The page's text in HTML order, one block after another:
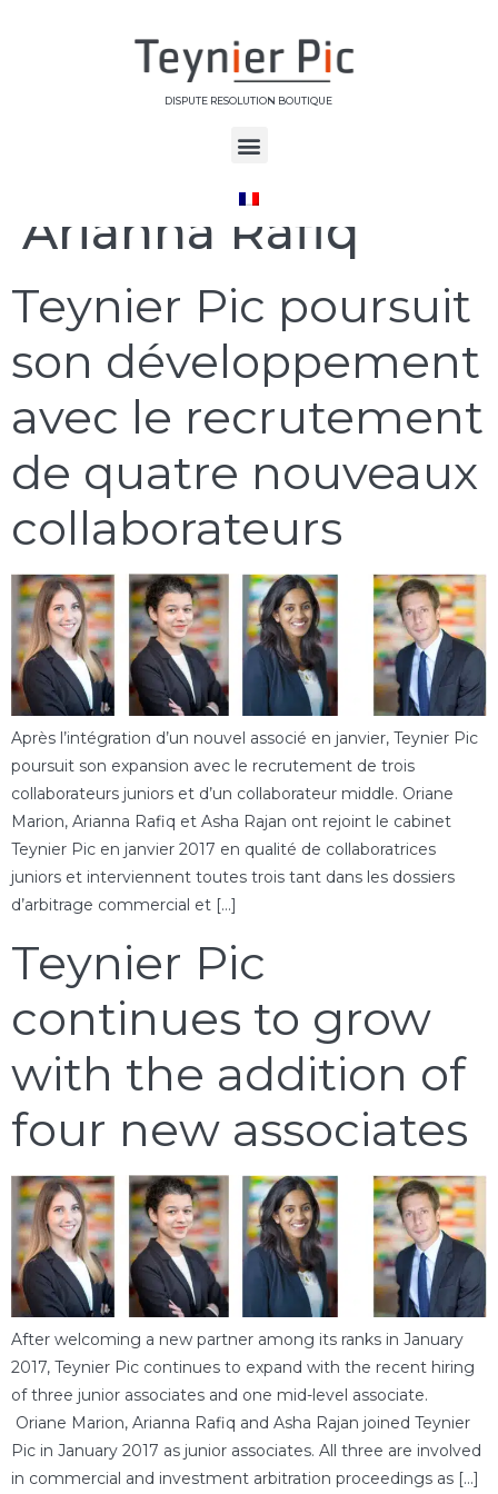
DISPUTE RESOLUTION BOUTIQUE
Étiquette :
Arianna Rafiq
Teynier Pic poursuit
son développement
avec le recrutement
de quatre nouveaux
collaborateurs
Après l’intégration d’un nouvel associé en janvier, Teynier Pic
poursuit son expansion avec le recrutement de trois
collaborateurs juniors et d’un collaborateur middle. Oriane
Marion, Arianna Rafiq et Asha Rajan ont rejoint le cabinet
Teynier Pic en janvier 2017 en qualité de collaboratrices
juniors et interviennent toutes trois tant dans les dossiers
d’arbitrage commercial et […]
Teynier Pic
continues to grow
with the addition of
four new associates
After welcoming a new partner among its ranks in January
2017, Teynier Pic continues to expand with the recent hiring
of three junior associates and one mid-level associate.
Oriane Marion, Arianna Rafiq and Asha Rajan joined Teynier
Pic in January 2017 as junior associates. All three are involved
in commercial and investment arbitration proceedings as […]